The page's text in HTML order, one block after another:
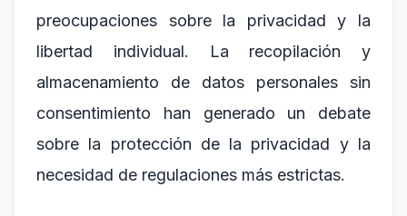
preocupaciones sobre la privacidad y la
libertad individual. La recopilación y
almacenamiento de datos personales sin
consentimiento han generado un debate
sobre la protección de la privacidad y la
necesidad de regulaciones más estrictas.